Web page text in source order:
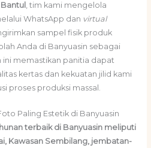
, tim kami mengelola
WhatsApp dan virtual
sampel fisik produk
Anda di Banyuasin sebagai
ini memastikan panitia dapat
kertas dan kekuatan jilid kami
proses produksi massal.
Paling Estetik di Banyuasin
terbaik di Banyuasin meliputi
Kawasan Sembilang, jembatan-